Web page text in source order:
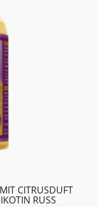
CITRUSDUFT
RUSS